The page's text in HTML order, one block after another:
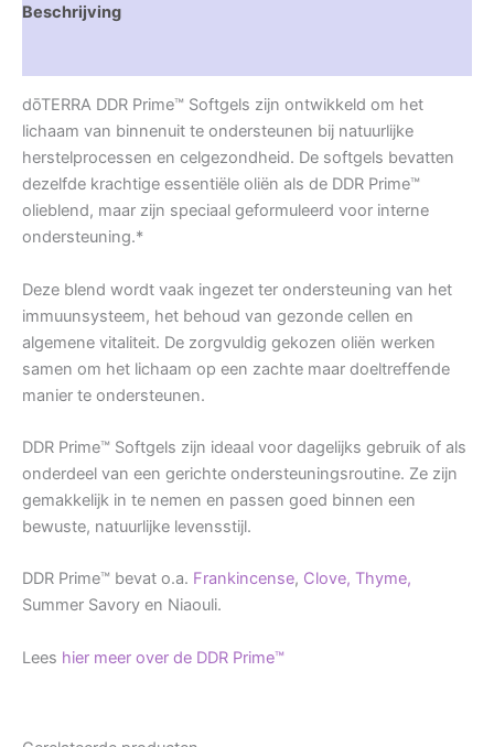
Beschrijving
dōTERRA DDR Prime™ Softgels zijn ontwikkeld om het
lichaam van binnenuit te ondersteunen bij natuurlijke
herstelprocessen en celgezondheid. De softgels bevatten
dezelfde krachtige essentiële oliën als de DDR Prime™
olieblend, maar zijn speciaal geformuleerd voor interne
ondersteuning.*
Deze blend wordt vaak ingezet ter ondersteuning van het
immuunsysteem, het behoud van gezonde cellen en
algemene vitaliteit. De zorgvuldig gekozen oliën werken
samen om het lichaam op een zachte maar doeltreffende
manier te ondersteunen.
DDR Prime™ Softgels zijn ideaal voor dagelijks gebruik of als
onderdeel van een gerichte ondersteuningsroutine. Ze zijn
gemakkelijk in te nemen en passen goed binnen een
bewuste, natuurlijke levensstijl.
DDR Prime™ bevat o.a. Frankincense, Clove, Thyme,
Summer Savory en Niaouli.
Lees hier meer over de DDR Prime™